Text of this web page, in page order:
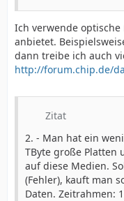
Ich verwende
anbietet.
dann treibe ich auch
http://forum.chip.de/
Zitat
2. - Man hat ein
TByte große Platten
auf diese Medien.
(Fehler), kauft man
Daten. Zeitrahmen: